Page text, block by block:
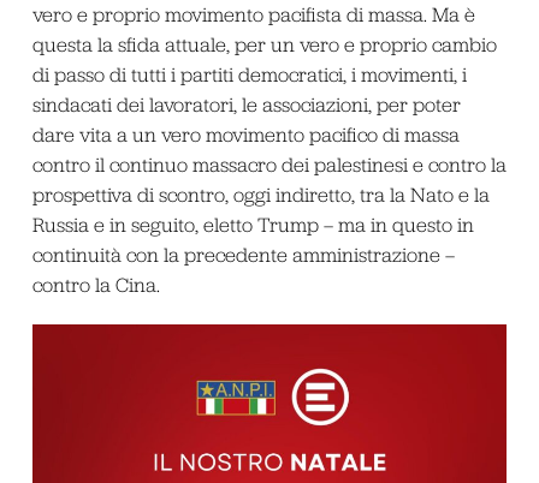
vero e proprio movimento pacifista di massa. Ma è
questa la sfida attuale, per un vero e proprio cambio
di passo di tutti i partiti democratici, i movimenti, i
sindacati dei lavoratori, le associazioni, per poter
dare vita a un vero movimento pacifico di massa
contro il continuo massacro dei palestinesi e contro la
prospettiva di scontro, oggi indiretto, tra la Nato e la
Russia e in seguito, eletto Trump – ma in questo in
continuità con la precedente amministrazione –
contro la Cina.